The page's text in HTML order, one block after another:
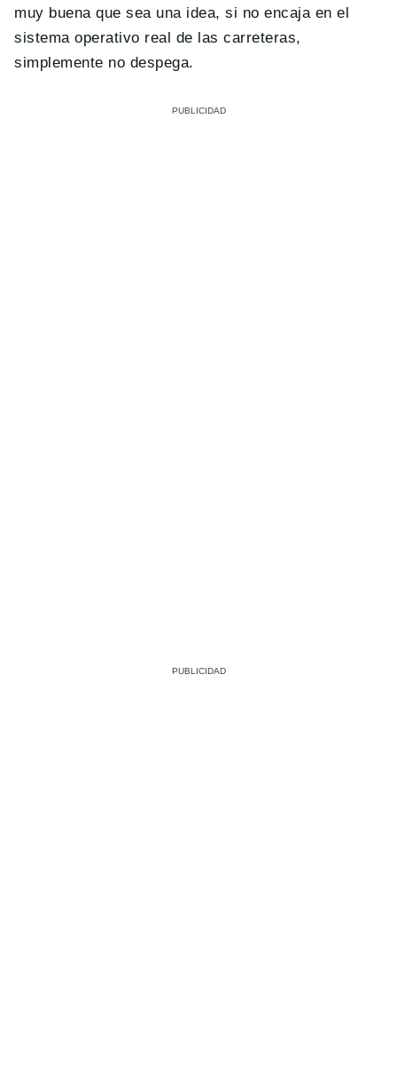
muy buena que sea una idea, si no encaja en el
sistema operativo real de las carreteras,
simplemente no despega.